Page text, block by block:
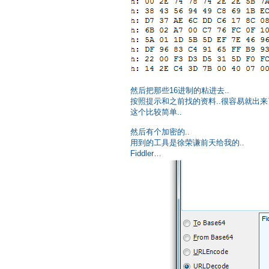
然后把那些16进制的粘进去..
按照提示和之前找的资料..很容易就出
这个比较简单..
然后有个加密的..
用到的工具是徐荣谦前天给我的..
Fiddler…